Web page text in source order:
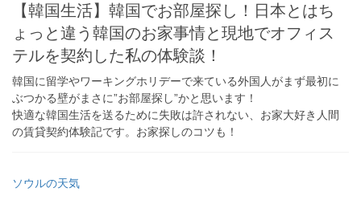
【韓国生活】韓国でお部屋探し！日本とはち
ょっと違う韓国のお家事情と現地でオフィス
テルを契約した私の体験談！
韓国に留学やワーキングホリデーで来ている外国人がまず最初に
ぶつかる壁がまさに”お部屋探し”かと思います！
快適な韓国生活を送るために失敗は許されない、お家大好き人間
の賃貸契約体験記です。お家探しのコツも！
ソウルの天気